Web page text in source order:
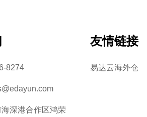
8274
深港合作区鸿荣
友情链接
易达云海外仓